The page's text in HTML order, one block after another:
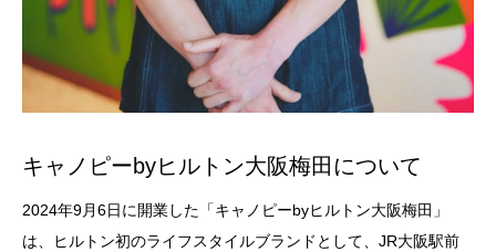
キャノピーbyヒルトン大阪梅田について
2024年9月6日に開業した「キャノピーbyヒルトン大阪梅田」
は、ヒルトン初のライフスタイルブランドとして、JR大阪駅前